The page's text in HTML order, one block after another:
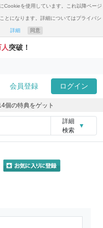
Cookieを使用しています。これ以降ページ
とになります。詳細についてはプライバシ
詳細 同意
突破！
会員登録 ログイン
個の特典をゲット
詳細
検索
▼